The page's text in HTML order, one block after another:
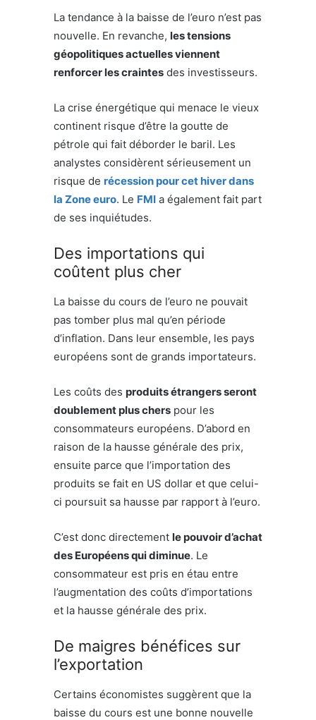
La tendance à la baisse de l’euro n’est pas
nouvelle. En revanche, les tensions
géopolitiques actuelles viennent
renforcer les craintes des investisseurs.
La crise énergétique qui menace le vieux
continent risque d’être la goutte de
pétrole qui fait déborder le baril. Les
analystes considèrent sérieusement un
risque de récession pour cet hiver dans
la Zone euro. Le FMI a également fait part
de ses inquiétudes.
Des importations qui
coûtent plus cher
La baisse du cours de l’euro ne pouvait
pas tomber plus mal qu’en période
d’inflation. Dans leur ensemble, les pays
européens sont de grands importateurs.
Les coûts des produits étrangers seront
doublement plus chers pour les
consommateurs européens. D’abord en
raison de la hausse générale des prix,
ensuite parce que l’importation des
produits se fait en US dollar et que celui-
ci poursuit sa hausse par rapport à l’euro.
C’est donc directement le pouvoir d’achat
des Européens qui diminue. Le
consommateur est pris en étau entre
l’augmentation des coûts d’importations
et la hausse générale des prix.
De maigres bénéfices sur
l’exportation
Certains économistes suggèrent que la
baisse du cours est une bonne nouvelle